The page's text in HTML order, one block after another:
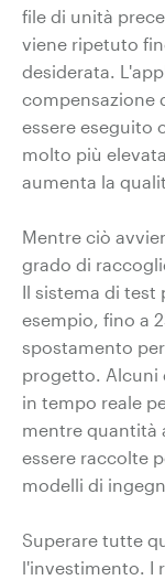
file di unità
viene ripetuto
desiderata.
compensazione
essere eseguito
molto più
aumenta la
Mentre ciò
grado di
Il sistema di test
esempio, fino a
spostamento
progetto. Alcuni
in tempo reale
mentre quantità
essere raccolte
modelli di
Superare tutte
l'investimento. I